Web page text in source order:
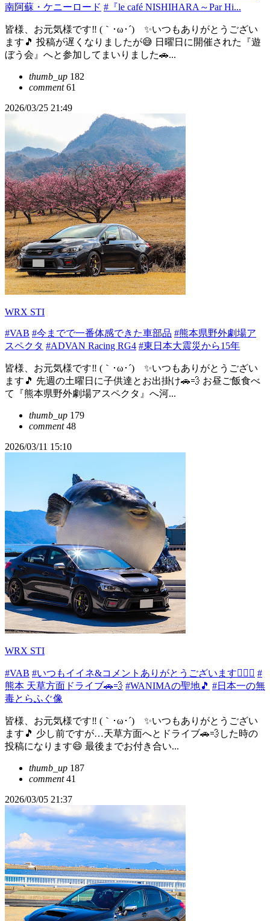
南阿蘇・ケニーロード #『le café NISHIHARA～Par Hi...
皆様、お元気様です‼️ (｀･ω･´)ゞ✨いつもありがとうござい
ます🎵 投稿が遅くなりましたが😅 日曜日に開催された『遊
ぼう会』へと参加してまいりました🚗...
thumb_up 182
comment61
2026/03/25 21:49
WRX STI
#VAB #今までで一番体感できた車部品 #熊本県野外劇場ア
スペクタ #ADVAN Racing RG4 #東日本大震災から15年
皆様、お元気様です‼️ (｀･ω･´)ゞ✨いつもありがとうござい
ます🎵 先週の土曜日に子供達とお出掛け🚗💨 お昼ご飯食べ
て『熊本県野外劇場アスペクタ』へ河...
thumb_up 179
comment48
2026/03/11 15:10
WRX STI
#VAB #いつもイイネ&コメントありがとうございます🙇‍♂✨ #
熊本 天草方面ドライブ🚗💨 #WANIMAの聖地🎵 #日本一の無
毒とらふぐ像
皆様、お元気様です‼️ (｀･ω･´)ゞ✨いつもありがとうござい
ます🎵 少し前ですが…天草方面へとドライブ🚗💨した時の
投稿になります😄 最後までお付き合い...
thumb_up 187
comment41
2026/03/05 21:37